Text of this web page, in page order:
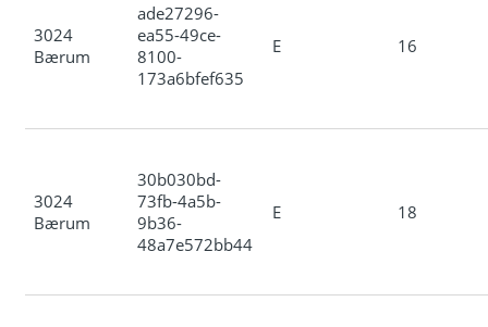
3024
Bærum
ade27296-
ea55-49ce-
8100-
173a6bfef635
E 16
3024
Bærum
30b030bd-
73fb-4a5b-
9b36-
48a7e572bb44
E 18